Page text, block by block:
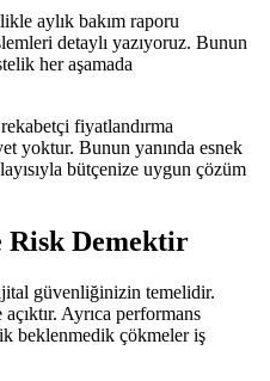
aylık bakım raporu
detaylı yazıyoruz. Bunun
her aşamada
fiyatlandırma
yoktur. Bunun yanında esnek
bütçenize uygun çözüm
Risk Demektir
güvenliğinizin temelidir.
Ayrıca performans
beklenmedik çökmeler iş